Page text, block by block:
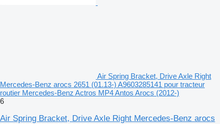
Air Spring Bracket, Drive Axle Right
Mercedes-Benz arocs 2651 (01.13-) A9603285141 pour tracteur
routier Mercedes-Benz Actros MP4 Antos Arocs (2012-)
6
Air Spring Bracket, Drive Axle Right Mercedes-Benz arocs